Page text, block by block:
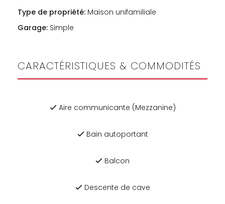
Type de propriété: Maison unifamiliale
Garage: Simple
CARACTÉRISTIQUES & COMMODITÉS
Aire communicante (Mezzanine)
Bain autoportant
Balcon
Descente de cave